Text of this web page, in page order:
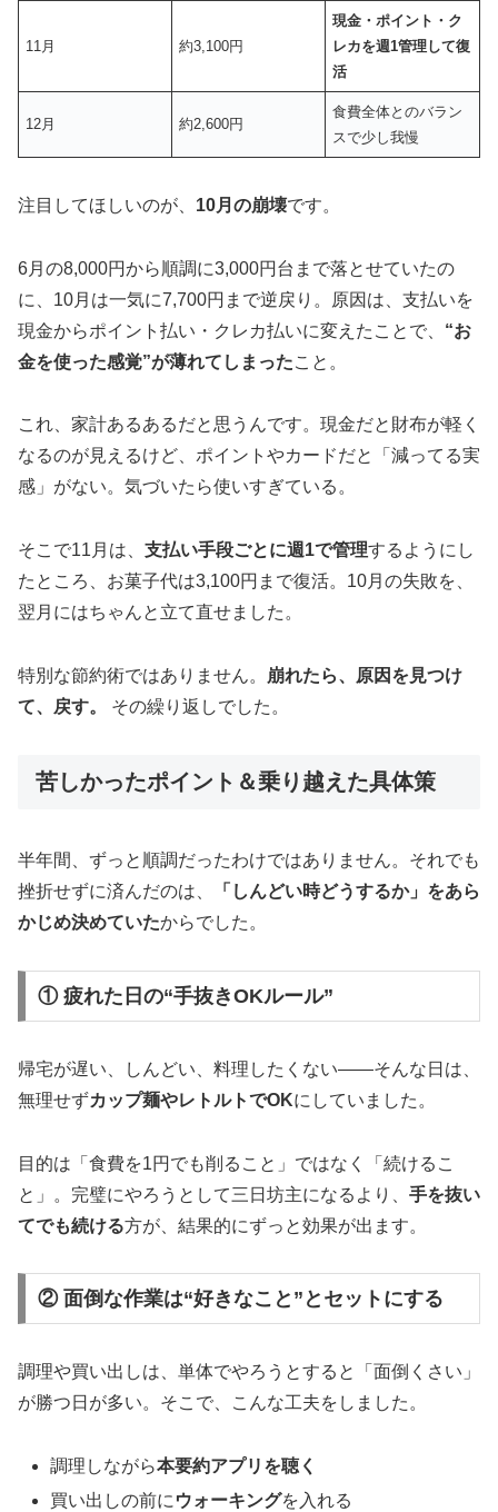
11月 約3,100円
現金・ポイント・ク
レカを週1管理して復
活
12月 約2,600円
食費全体とのバラン
スで少し我慢
注目してほしいのが、 10月の崩壊です。
6月の8,000円から順調に3,000円台まで落とせていたの
に、10月は一気に7,700円まで逆戻り。原因は、支払いを
現金からポイント払い・クレカ払いに変えたことで、 “お
金を使った感覚”が薄れてしまったこと。
これ、家計あるあるだと思うんです。現金だと財布が軽く
なるのが見えるけど、ポイントやカードだと「減ってる実
感」がない。気づいたら使いすぎている。
そこで11月は、 支払い手段ごとに週1で管理するようにし
たところ、お菓子代は3,100円まで復活。10月の失敗を、
翌月にはちゃんと立て直せました。
特別な節約術ではありません。
崩れたら、原因を見つけ
て、戻す。
その繰り返しでした。
苦しかったポイント＆乗り越えた具体策
半年間、ずっと順調だったわけではありません。それでも
挫折せずに済んだのは、
「しんどい時どうするか」をあら
かじめ決めていたからでした。
① 疲れた日の“手抜きOKルール”
帰宅が遅い、しんどい、料理したくない――そんな日は、
無理せずカップ麺やレトルトでOKにしていました。
目的は「食費を1円でも削ること」ではなく「続けるこ
と」。完璧にやろうとして三日坊主になるより、 手を抜い
てでも続ける方が、結果的にずっと効果が出ます。
② 面倒な作業は“好きなこと”とセットにする
調理や買い出しは、単体でやろうとすると「面倒くさい」
が勝つ日が多い。そこで、こんな工夫をしました。
調理しながら本要約アプリを聴く
買い出しの前に ウォーキングを入れる